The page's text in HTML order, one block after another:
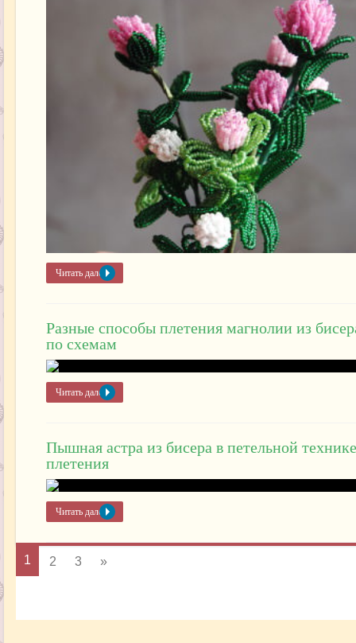
Читать далее »
Разные способы плетения магнолии из
по схемам
Читать далее »
Пышная астра из бисера в петельной технике
плетения
Читать далее »
1 2 3 »